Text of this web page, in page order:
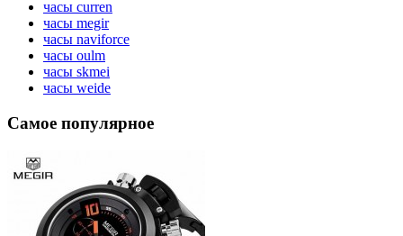
часы curren
часы megir
часы naviforce
часы oulm
часы skmei
часы weide
Самое популярное